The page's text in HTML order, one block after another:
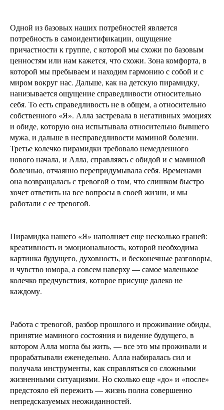
Одной из базовых наших потребностей является
потребность в самоидентификации, ощущение
причастности к группе, с которой мы схожи по базовым
ценностям или нам кажется, что схожи. Зона комфорта, в
которой мы пребываем и находим гармонию с собой и с
миром вокруг нас. Дальше, как на детскую пирамидку,
нанизывается ощущение справедливости относительно
себя. То есть справедливость не в общем, а относительно
собственного «Я». Алла застревала в негативных эмоциях
и обиде, которую она испытывала относительно бывшего
мужа, и дальше в несправедливости маминой болезни.
Третье колечко пирамидки требовало немедленного
нового начала, и Алла, справляясь с обидой и с маминой
болезнью, отчаянно перепридумывала себя. Временами
она возвращалась с тревогой о том, что слишком быстро
хочет ответить на все вопросы в своей жизни, и мы
работали с ее тревогой.
Пирамидка нашего «Я» наполняет еще несколько граней:
креативность и эмоциональность, которой необходима
картинка будущего, духовность, и бесконечные разговоры,
и чувство юмора, а совсем наверху — самое маленькое
колечко предчувствия, которое присуще далеко не
каждому.
Работа с тревогой, разбор прошлого и проживание обиды,
принятие маминого состояния и видение будущего, в
котором Алла могла бы жить, — все это мы проживали и
прорабатывали еженедельно. Алла набиралась сил и
получала инструменты, как справляться со сложными
жизненными ситуациями. Но сколько еще «до» и «после»
предстояло ей пережить — жизнь полна совершенно
непредсказуемых неожиданностей.